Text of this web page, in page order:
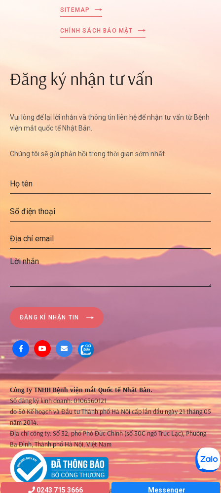
SITEMAP
CHÍNH SÁCH BẢO MẬT
Đăng ký nhận tư vấn
Vui lòng để lại lời nhắn và thông tin liên hệ để nhận tư vấn từ Bệnh
viện mắt quốc tế Nhật Bản.
Chúng tôi sẽ gửi phản hồi trong thời gian sớm nhất.
ĐĂNG KÍ NHẬN TIN
Công ty TNHH Bệnh viện mắt Quốc tế Nhật Bản.
Số đăng ký kinh doanh: 0106560121
do Sở Kế hoạch và Đầu tư Thành phố Hà Nội cấp lần đầu ngày 21 tháng 05
năm 2014.
Địa chỉ công ty: Số 32, phố Phó Đức Chính (số 30C ngõ Trúc Lạc), Phường
Ba Đình, Thành phố Hà Nội, Việt Nam
0243 715 3666 Messenger